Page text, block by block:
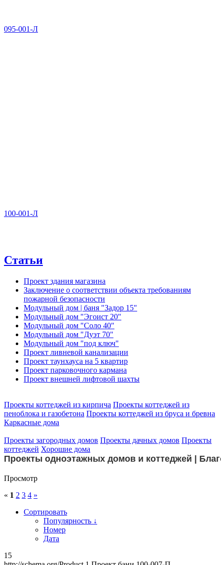
095-001-Л
100-001-Л
Статьи
Проект здания магазина
Заключение о соответствии объекта требованиям
пожарной безопасности
Модульный дом | баня "Задор 15"
Модульный дом "Эгоист 20"
Модульный дом "Соло 40"
Модульный дом "Дуэт 70"
Модульный дом "под ключ"
Проект ливневой канализации
Проект таунхауса на 5 квартир
Проект парковочного кармана
Проект внешней лифтовой шахты
Проекты коттеджей из кирпича Проекты коттеджей из
пеноблока и газобетона Проекты коттеджей из бруса и бревна
Каркасные дома
Проекты загородных домов Проекты дачных домов Проекты
коттеджей Хорошие дома
Проекты одноэтажных домов и коттеджей |
Просмотр
« 1 2 3 4 »
Сортировать
Популярность ↓
Номер
Дата
15